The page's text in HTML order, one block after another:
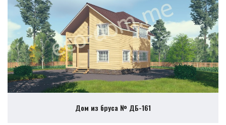
Дом из бруса № ДБ-161